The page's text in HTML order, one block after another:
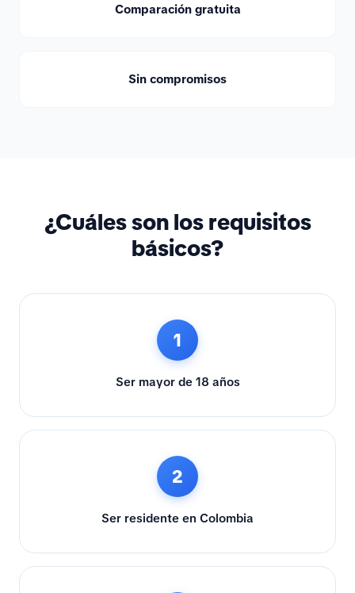
Comparación gratuita
Sin compromisos
¿Cuáles son los requisitos
básicos?
1
Ser mayor de 18 años
2
Ser residente en Colombia